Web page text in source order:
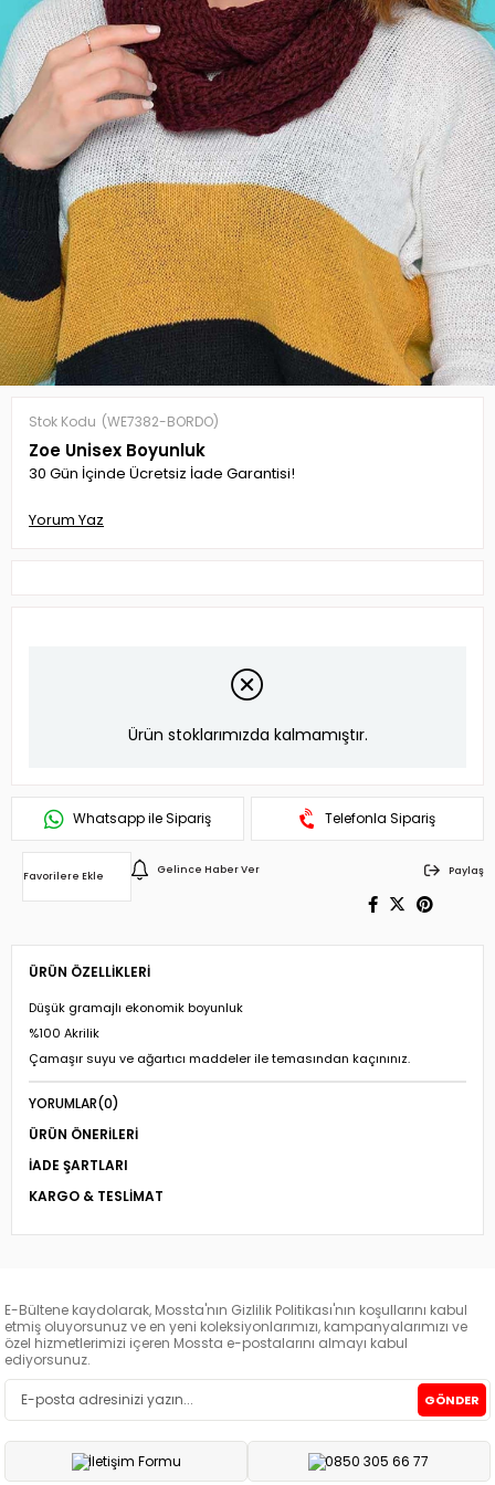
Stok Kodu (WE7382-BORDO)
Zoe Unisex Boyunluk
30 Gün İçinde Ücretsiz İade Garantisi!
Yorum Yaz
Ürün stoklarımızda kalmamıştır.
Whatsapp ile Sipariş Telefonla Sipariş
Favorilere Ekle
Gelince Haber Ver Paylaş
ÜRÜN ÖZELLIKLERI
Düşük gramajlı ekonomik boyunluk
%100 Akrilik
Çamaşır suyu ve ağartıcı maddeler ile temasından kaçınınız.
YORUMLAR(0)
ÜRÜN ÖNERILERI
İADE ŞARTLARI
KARGO & TESLIMAT
E-Bültene kaydolarak, Mossta'nın Gizlilik Politikası'nın koşullarını kabul
etmiş oluyorsunuz ve en yeni koleksiyonlarımızı, kampanyalarımızı ve
özel hizmetlerimizi içeren Mossta e-postalarını almayı kabul
ediyorsunuz.
GÖNDER
İletişim Formu 0850 305 66 77